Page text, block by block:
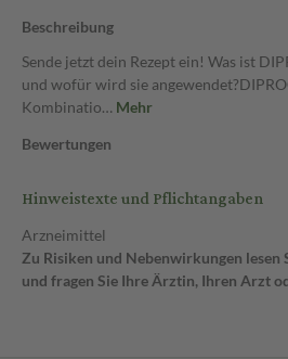
Beschreibung
Sende jetzt dein Rezept ein! Was ist
und wofür wird sie
Kombinatio… Mehr
Bewertungen
Hinweistexte und Pflichtangaben
Arzneimittel
Zu Risiken und Nebenwirkungen lesen
und fragen Sie Ihre Ärztin, Ihren Arzt